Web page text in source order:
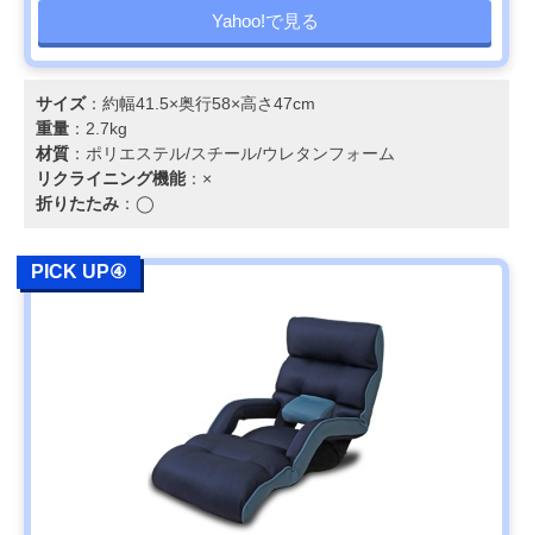
Yahoo!で見る
サイズ：約幅41.5×奥行58×高さ47cm
重量 ：2.7kg
材質 ：ポリエステル/スチール/ウレタンフォーム
リクライニング機能：×
折りたたみ ：◯
PICK UP④